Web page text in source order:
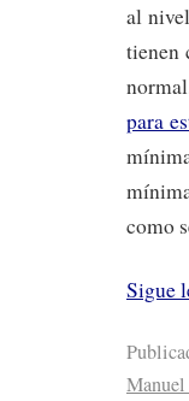
al
tienen
para
como
Sigue